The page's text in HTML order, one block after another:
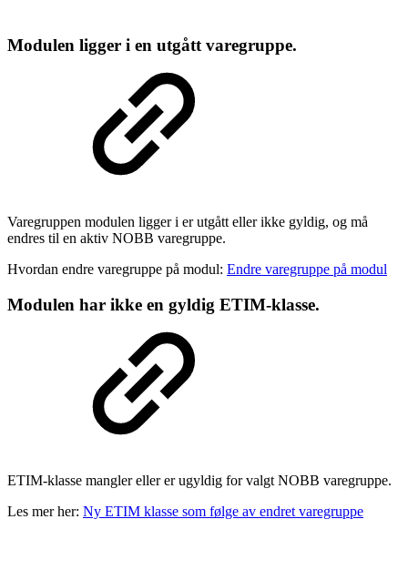
Modulen ligger i en utgått varegruppe.
Varegruppen modulen ligger i er utgått eller ikke gyldig, og må
endres til en aktiv NOBB varegruppe.
Hvordan endre varegruppe på modul: Endre varegruppe på modul
Modulen har ikke en gyldig ETIM-klasse.
ETIM-klasse mangler eller er ugyldig for valgt NOBB varegruppe.
Les mer her: Ny ETIM klasse som følge av endret varegruppe